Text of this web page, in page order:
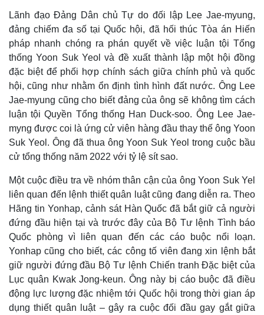
Lãnh đạo Đảng Dân chủ Tự do đối lập Lee Jae-myung,
đảng chiếm đa số tại Quốc hội, đã hối thúc Tòa án Hiến
pháp nhanh chóng ra phán quyết về việc luận tội Tổng
thống Yoon Suk Yeol và đề xuất thành lập một hội đồng
đặc biệt để phối hợp chính sách giữa chính phủ và quốc
hội, cũng như nhằm ổn định tình hình đất nước. Ông Lee
Jae-myung cũng cho biết đảng của ông sẽ không tìm cách
luận tội Quyền Tổng thống Han Duck-soo. Ông Lee Jae-
myng được coi là ứng cử viên hàng đầu thay thế ông Yoon
Suk Yeol. Ông đã thua ông Yoon Suk Yeol trong cuộc bầu
cử tổng thống năm 2022 với tỷ lệ sít sao.
Một cuộc điều tra về nhóm thân cận của ông Yoon Suk Yel
liên quan đến lệnh thiết quân luật cũng đang diễn ra. Theo
Hãng tin Yonhap, cảnh sát Hàn Quốc đã bắt giữ cả người
đứng đầu hiện tại và trước đây của Bộ Tư lệnh Tình báo
Quốc phòng vì liên quan đến các cáo buộc nổi loạn.
Yonhap cũng cho biết, các công tố viên đang xin lệnh bắt
giữ người đứng đầu Bộ Tư lệnh Chiến tranh Đặc biệt của
Lục quân Kwak Jong-keun. Ông này bị cáo buộc đã điều
động lực lượng đặc nhiệm tới Quốc hội trong thời gian áp
dụng thiết quân luật – gây ra cuộc đối đầu gay gắt giữa